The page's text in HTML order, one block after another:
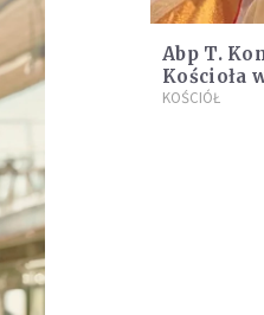
Abp T.
Kościoła
KOŚCIÓŁ